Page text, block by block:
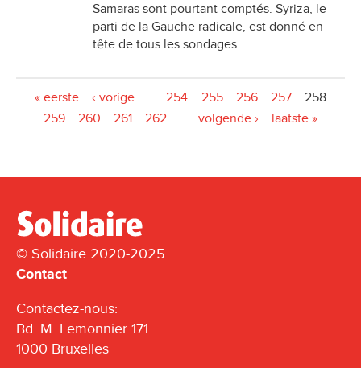
Samaras sont pourtant comptés. Syriza, le
parti de la Gauche radicale, est donné en
tête de tous les sondages.
« eerste ‹ vorige … 254 255 256 257
258
259
260 261 262 … volgende › laatste »
© Solidaire 2020-2025
Contact
Contactez-nous:
Bd. M. Lemonnier 171
1000 Bruxelles